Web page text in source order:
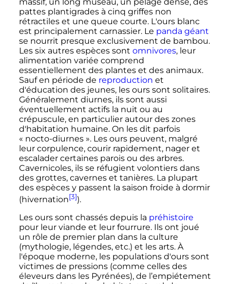
pattes plantigrades à cinq griffes non
rétractiles et une queue courte. L'ours blanc
est principalement carnassier. Le panda géant
se nourrit presque exclusivement de bambou.
Les six autres espèces sont omnivores, leur
alimentation variée comprend
essentiellement des plantes et des animaux.
Sauf en période de reproduction et
d'éducation des jeunes, les ours sont solitaires.
Généralement diurnes, ils sont aussi
éventuellement actifs la nuit ou au
crépuscule, en particulier autour des zones
d'habitation humaine. On les dit parfois
« nocto-diurnes ». Les ours peuvent, malgré
leur corpulence, courir rapidement, nager et
escalader certaines parois ou des arbres.
Cavernicoles, ils se réfugient volontiers dans
des grottes, cavernes et tanières. La plupart
des espèces y passent la saison froide à dormir
(hivernation[3]).
Les ours sont chassés depuis la préhistoire
pour leur viande et leur fourrure. Ils ont joué
un rôle de premier plan dans la culture
(mythologie, légendes, etc.) et les arts. À
l'époque moderne, les populations d'ours sont
victimes de pressions (comme celles des
éleveurs dans les Pyrénées), de l’empiétement